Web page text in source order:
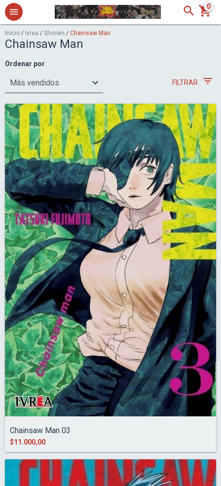
0
Inicio / Ivrea / Shonen / Chainsaw Man
Chainsaw Man
Ordenar por
FILTRAR
Chainsaw Man 03
$11.000,00